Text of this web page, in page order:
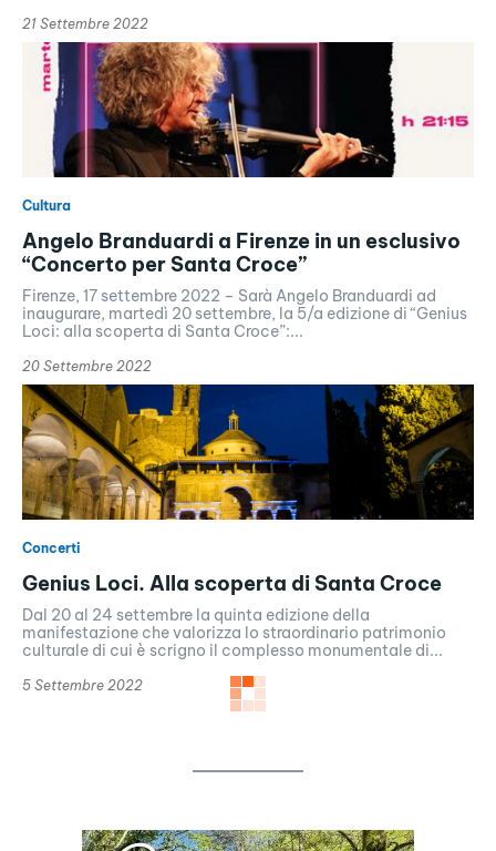
21 Settembre 2022
Cultura
Angelo Branduardi a Firenze in un esclusivo
“Concerto per Santa Croce”
Firenze, 17 settembre 2022 – Sarà Angelo Branduardi ad
inaugurare, martedì 20 settembre, la 5/a edizione di “Genius
Loci: alla scoperta di Santa Croce”:...
20 Settembre 2022
Concerti
Genius Loci. Alla scoperta di Santa Croce
Dal 20 al 24 settembre la quinta edizione della
manifestazione che valorizza lo straordinario patrimonio
culturale di cui è scrigno il complesso monumentale di...
5 Settembre 2022